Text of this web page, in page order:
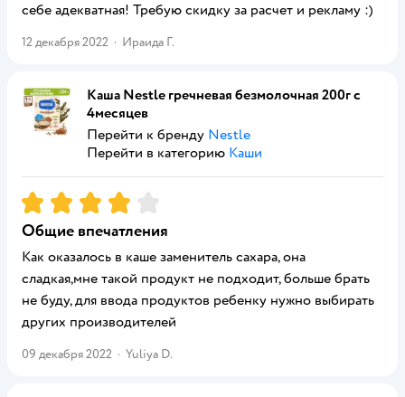
себе адекватная! Требую скидку за расчет и рекламу :)
12 декабря 2022 · Ираида Г.
Каша Nestle гречневая безмолочная 200г с
4месяцев
Перейти к бренду Nestle
Перейти в категорию Каши
Рейтинг:4
Общие впечатления
Как оказалось в каше заменитель сахара, она
сладкая,мне такой продукт не подходит, больше брать
не буду, для ввода продуктов ребенку нужно выбирать
других производителей
09 декабря 2022 · Yuliya D.